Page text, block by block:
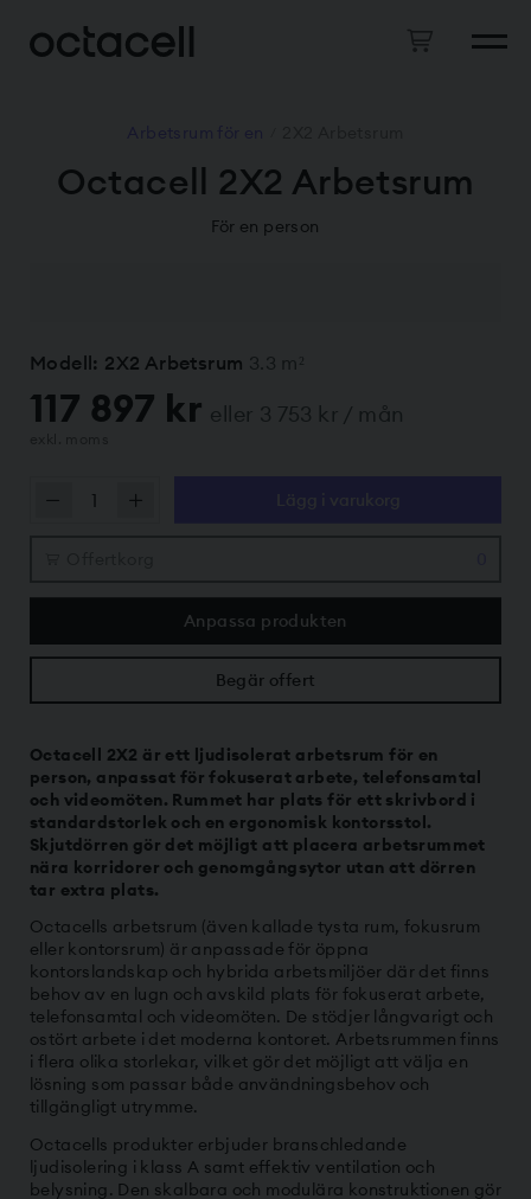
Octacell 2X2 Arbetsrum
För en person
Modell: 2X2 Arbetsrum 3.3 m²
117 897 kr eller 3 753 kr / mån
Anpassa produkten
Begär offert
Octacell 2X2 är ett ljudisolerat arbetsrum för en
person, anpassat för fokuserat arbete, telefonsamtal
och videomöten. Rummet har plats för ett skrivbord i
standardstorlek och en ergonomisk kontorsstol.
Skjutdörren gör det möjligt att placera arbetsrummet
nära korridorer och genomgångsytor utan att dörren
tar extra plats.
Octacells arbetsrum (även kallade tysta rum, fokusrum
eller kontorsrum) är anpassade för öppna
kontorslandskap och hybrida arbetsmiljöer där det finns
behov av en lugn och avskild plats för fokuserat arbete,
telefonsamtal och videomöten. De stödjer långvarigt och
ostört arbete i det moderna kontoret. Arbetsrummen finns
i flera olika storlekar, vilket gör det möjligt att välja en
lösning som passar både användningsbehov och
tillgängligt utrymme.
Octacells produkter erbjuder branschledande
ljudisolering i klass A samt effektiv ventilation och
belysning. Den skalbara och modulära konstruktionen gör